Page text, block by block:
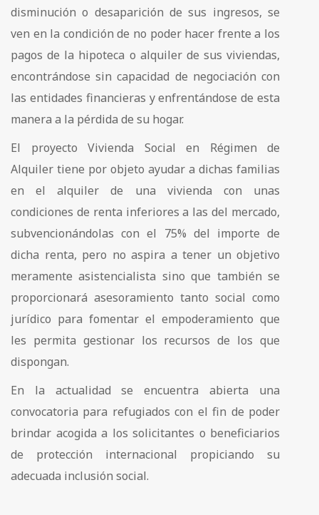
disminución o desaparición de sus ingresos, se
ven en la condición de no poder hacer frente a los
pagos de la hipoteca o alquiler de sus viviendas,
encontrándose sin capacidad de negociación con
las entidades financieras y enfrentándose de esta
manera a la pérdida de su hogar.
El proyecto Vivienda Social en Régimen de
Alquiler tiene por objeto ayudar a dichas familias
en el alquiler de una vivienda con unas
condiciones de renta inferiores a las del mercado,
subvencionándolas con el 75% del importe de
dicha renta, pero no aspira a tener un objetivo
meramente asistencialista sino que también se
proporcionará asesoramiento tanto social como
jurídico para fomentar el empoderamiento que
les permita gestionar los recursos de los que
dispongan.
En la actualidad se encuentra abierta una
convocatoria para refugiados con el fin de poder
brindar acogida a los solicitantes o beneficiarios
de protección internacional propiciando su
adecuada inclusión social.